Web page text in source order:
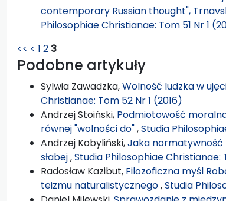
contemporary Russian thought",
Philosophiae Christianae: Tom 51 Nr 1
<< < 1 2 3
Podobne artykuły
Sylwia Zawadzka,Wolność ludzka w
Christianae: Tom 52 Nr 1 (2016)
Andrzej Stoiński, Podmiotowość
równej "wolności do",Studia
Andrzej Kobyliński,Jaka normatywność
słabej,Studia Philosophiae Christianae:
Radosław Kazibut, Filozoficzna myśl
teizmu naturalistycznego,Studia